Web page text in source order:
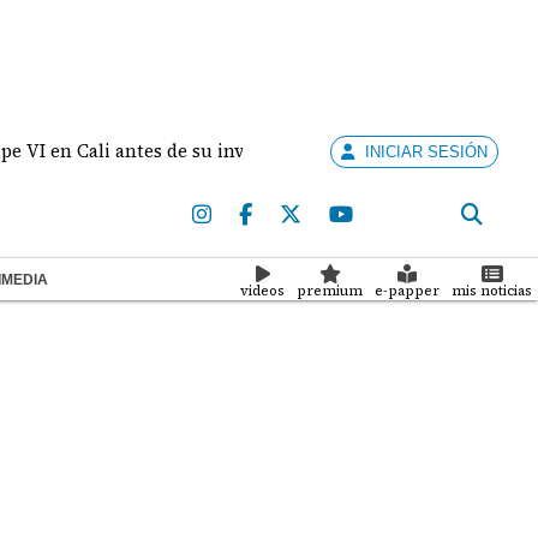
de su investidura en Cali Bronislava
INICIAR SESIÓN
videos premium e-papper mis noticias